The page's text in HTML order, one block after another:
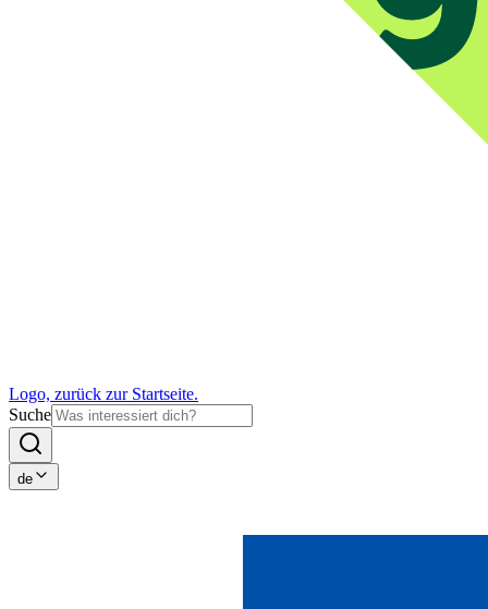
Logo, zurück zur Startseite.
Suche
de